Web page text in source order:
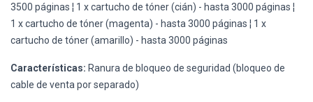
3500 páginas ¦ 1 x cartucho de tóner (cián) - hasta 3000 páginas ¦
1 x cartucho de tóner (magenta) - hasta 3000 páginas ¦ 1 x
cartucho de tóner (amarillo) - hasta 3000 páginas
Características: Ranura de bloqueo de seguridad (bloqueo de
cable de venta por separado)